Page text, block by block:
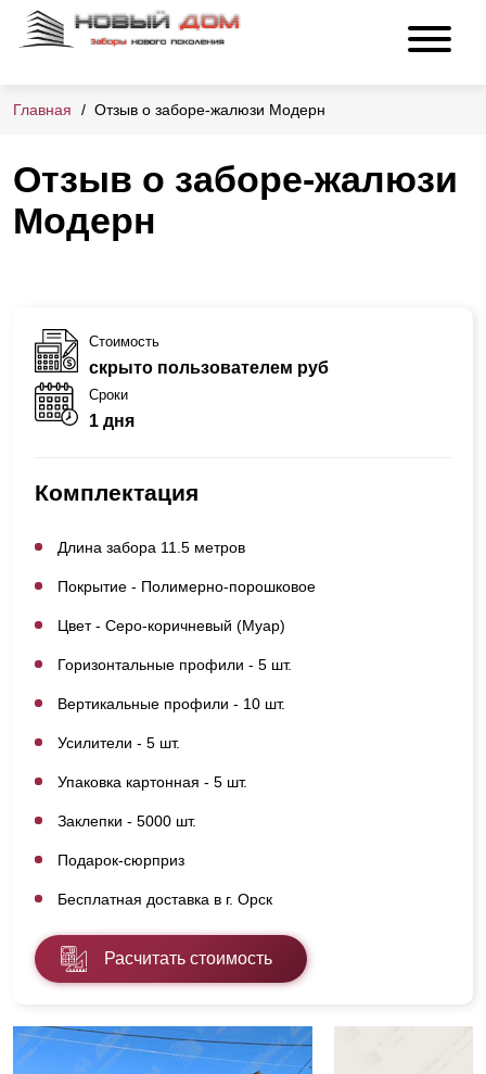
Главная Отзыв о заборе-жалюзи Модерн
Отзыв о заборе-жалюзи
Модерн
Стоимость
скрыто пользователем руб
Сроки
1 дня
Комплектация
Длина забора 11.5 метров
Покрытие - Полимерно-порошковое
Цвет - Серо-коричневый (Муар)
Горизонтальные профили - 5 шт.
Вертикальные профили - 10 шт.
Усилители - 5 шт.
Упаковка картонная - 5 шт.
Заклепки - 5000 шт.
Подарок-сюрприз
Бесплатная доставка в г. Орск
Расчитать стоимость